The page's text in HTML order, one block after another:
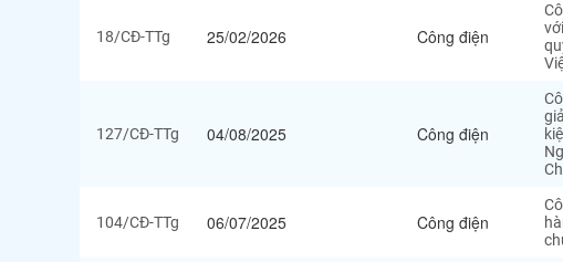
18/CĐ-TTg 25/02/2026 Công điện
127/CĐ-TTg 04/08/2025 Công điện
104/CĐ-TTg 06/07/2025 Công điện